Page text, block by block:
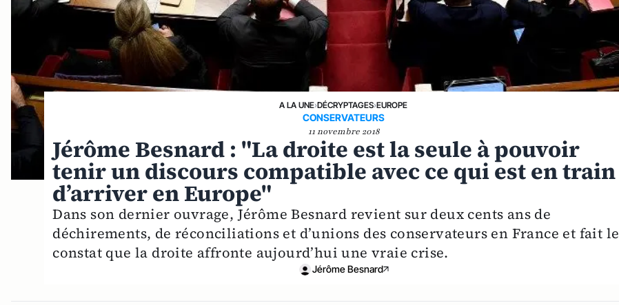
A LA UNE›DÉCRYPTAGES›EUROPE
CONSERVATEURS
11 novembre 2018
Jérôme Besnard : "La droite est la seule à pouvoir
tenir un discours compatible avec ce qui est en train
d’arriver en Europe"
Dans son dernier ouvrage, Jérôme Besnard revient sur deux cents ans de
déchirements, de réconciliations et d’unions des conservateurs en France et fait le
constat que la droite affronte aujourd’hui une vraie crise.
Jérôme Besnard